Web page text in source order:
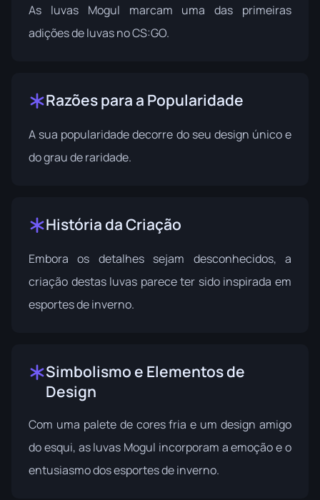
As luvas Mogul marcam uma das primeiras
adições de luvas no CS:GO.
Razões para a Popularidade
A sua popularidade decorre do seu design único e
do grau de raridade.
História da Criação
Embora os detalhes sejam desconhecidos, a
criação destas luvas parece ter sido inspirada em
esportes de inverno.
Simbolismo e Elementos de
Design
Com uma palete de cores fria e um design amigo
do esqui, as luvas Mogul incorporam a emoção e o
entusiasmo dos esportes de inverno.